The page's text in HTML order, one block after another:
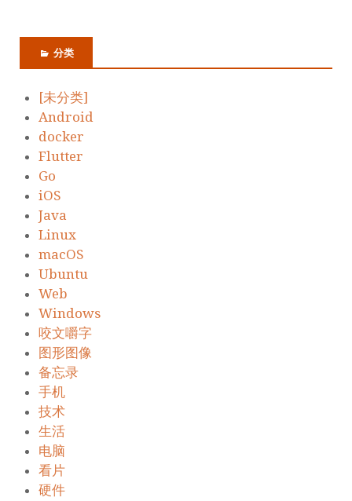
分类
[未分类]
Android
docker
Flutter
Go
iOS
Java
Linux
macOS
Ubuntu
Web
Windows
咬文嚼字
图形图像
备忘录
手机
技术
生活
电脑
看片
硬件